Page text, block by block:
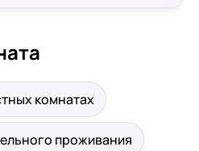
комнатах
проживания